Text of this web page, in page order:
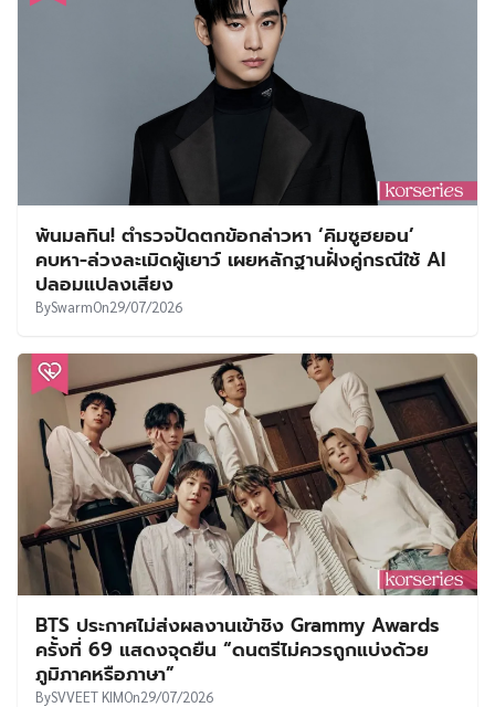
พ้นมลทิน! ตำรวจปัดตกข้อกล่าวหา ‘คิมซูฮยอน’
คบหา-ล่วงละเมิดผู้เยาว์ เผยหลักฐานฝั่งคู่กรณีใช้ AI
ปลอมแปลงเสียง
BySwarmOn29/07/2026
BTS ประกาศไม่ส่งผลงานเข้าชิง Grammy Awards
ครั้งที่ 69 แสดงจุดยืน “ดนตรีไม่ควรถูกแบ่งด้วย
ภูมิภาคหรือภาษา”
BySVVEET KIMOn29/07/2026